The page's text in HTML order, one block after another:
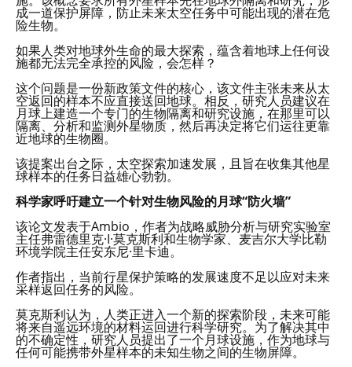
成一道保护屏障，防止未来太空任务中可能出现的潜在危
险生物。
如果人类对地球外生命的最大探索，蕴含着地球上任何设
施都无法完全承控的风险，会怎样？
这个问题是一份新政策文件的核心，该文件主张未来从太
空返回的样本不应直接送回地球。相反，研究人员建议在
月球上建造一个专门的生物隔离和研究设施，在那里可以
隔离、分析和监测外星物质，然后再决定将它们运往更靠
近地球的生物圈。
该提案出台之际，太空探索加速发展，且旨在收集其他星
球样本的任务日益雄心勃勃。
科学家呼吁建立一个针对生物风险的月球“防火墙”
该论文发表于Ambio，作者为战略威胁分析与研究实验室
主任弗雷德里克·I·莫克斯利和生物学家、麦吉尔大学比勒
环境学院主任安东尼·里卡迪。
作者指出，当前行星保护策略的发展速度不足以应对未来
采样返回任务的风险。
莫克斯利认为，人类正进入一个新的探索阶段，未来可能
将来自遥远环境的材料运回进行科学研究。为了解决其中
的不确定性，研究人员提出了一个月球设施，作为地球与
任何可能携带外星样本的未知生物之间的生物屏障。